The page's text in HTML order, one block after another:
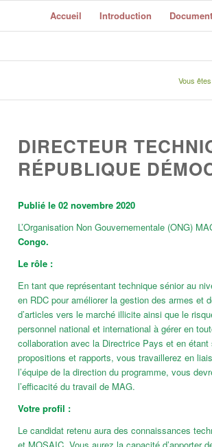
Accueil Introduction
Vous
DIRECTEUR
RÉPUBLIQUE
Publié le 02 novembre 2020
L’Organisation Non Gouvernementale (ONG)
Congo.
Le rôle :
En tant que représentant technique sénior au
en RDC pour améliorer la gestion des armes et
d’articles vers le marché illicite ainsi que le
personnel national et international à gérer en
collaboration avec la Directrice Pays et en
propositions et rapports, vous travaillerez en
l’équipe de la direction du programme, vous
l’efficacité du travail de MAG.
Votre profil :
Le candidat retenu aura des connaissances